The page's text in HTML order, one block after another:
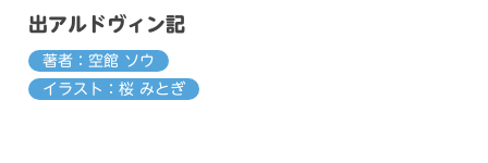
出アルドヴィン記
著者：空館 ソウ
イラスト：桜 みとぎ